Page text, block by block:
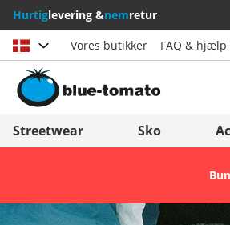
Hurtiglevering &nemretur
Vælg land
Österreich
Suisse (Français)
Vores butikker FAQ & hjælp
Streetwear Sko